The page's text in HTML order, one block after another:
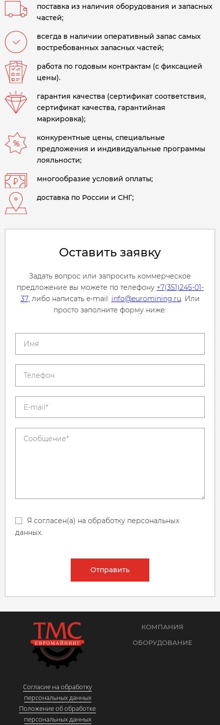
поставка из наличия оборудования и запасных
частей;
всегда в наличии оперативный запас самых
востребованных запасных частей;
работа по годовым контрактам (с фиксацией
цены).
гарантия качества (сертификат соответствия,
сертификат качества, гарантийная
маркировка);
конкурентные цены, специальные
предложения и индивидуальные программы
лояльности;
многообразие условий оплаты;
доставка по России и СНГ;
Оставить заявку
Задать вопрос или запросить коммерческое
предложение вы можете по телефону +7(351)245-01-
37, либо написать e-mail: info@euromining.ru. Или
просто заполните форму ниже:
Я согласен(а) на обработку персональных
данных.
Отправить
Согласие на обработку
персональных данных
Положение об обработке
персональных данных
КОМПАНИЯ
ОБОРУДОВАНИЕ